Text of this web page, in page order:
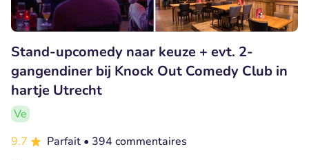
Stand-upcomedy naar keuze + evt. 2-
gangendiner bij Knock Out Comedy Club in
hartje Utrecht
Ve
9.7
Parfait • 394 commentaires